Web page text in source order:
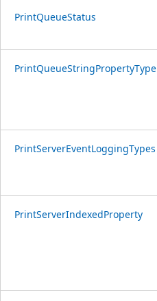
PrintQueueStatus
PrintQueueStringPropertyType
PrintServerEventLoggingTypes
PrintServerIndexedProperty